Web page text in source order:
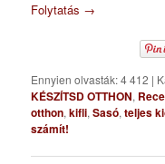
Folytatás →
Ennyien olvasták: 4 412 |
KÉSZÍTSD OTTHON,
otthon,kifli,Sasó,teljes
számít!